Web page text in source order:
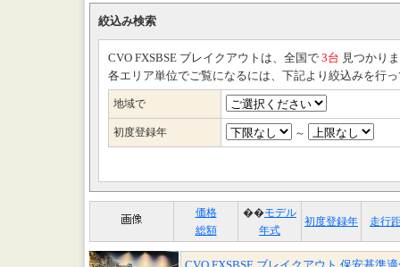
絞込み検索
CVO FXSBSE ブレイクアウトは、全国で 3台 見つかり
各エリア単位でご覧になるには、下記より絞込みを行
地域で
初度登録年 ～
価格
総額
��モデル
年式
初度登録年 走行